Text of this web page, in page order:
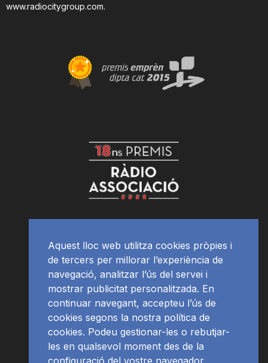
www.radiocitygroup.com.
Aquest lloc web utilitza cookies pròpies i
de tercers per millorar l’experiència de
navegació, analitzar l’ús del servei i
mostrar publicitat personalitzada. En
continuar navegant, accepteu l’ús de
cookies segons la nostra política de
cookies. Podeu gestionar-les o rebutjar-
les en qualsevol moment des de la